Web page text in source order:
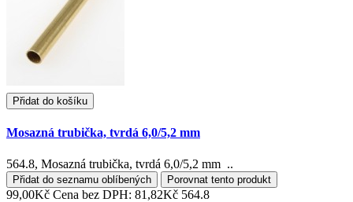
Přidat do košíku
Mosazná trubička, tvrdá 6,0/5,2 mm
564.8, Mosazná trubička, tvrdá 6,0/5,2 mm ..
Přidat do seznamu oblíbených Porovnat tento produkt
99,00Kč Cena bez DPH: 81,82Kč 564.8